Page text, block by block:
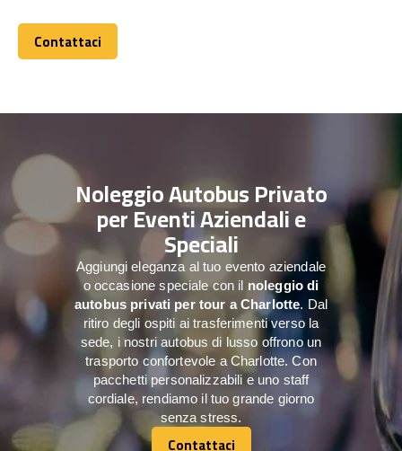
Contattaci
Contattaci
Noleggio Autobus Privato
per Eventi Aziendali e
Speciali
Aggiungi eleganza al tuo evento aziendale
o occasione speciale con il noleggio di
autobus privati per tour a Charlotte. Dal
ritiro degli ospiti ai trasferimenti verso la
sede, i nostri autobus di lusso offrono un
trasporto confortevole a Charlotte. Con
pacchetti personalizzabili e uno staff
cordiale, rendiamo il tuo grande giorno
senza stress.
Contattaci